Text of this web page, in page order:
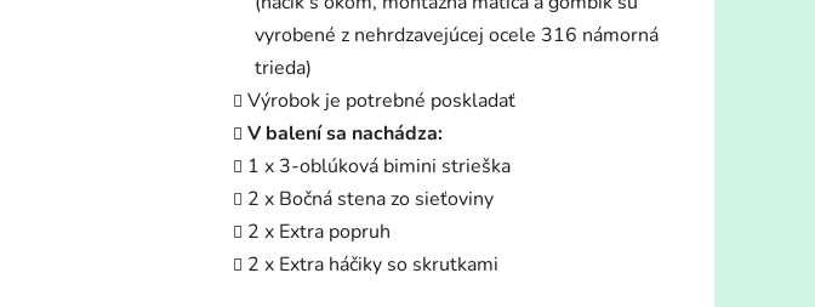
vyrobené z nehrdzavejúcej ocele 316 námorná
trieda)
Výrobok je potrebné poskladať
V balení sa nachádza:
1 x 3-oblúková bimini strieška
2 x Bočná stena zo sieťoviny
2 x Extra popruh
2 x Extra háčiky so skrutkami